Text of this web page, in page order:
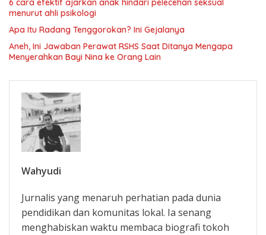
6 cara efektif ajarkan anak hindari pelecehan seksual
menurut ahli psikologi
Apa Itu Radang Tenggorokan? Ini Gejalanya
Aneh, Ini Jawaban Perawat RSHS Saat Ditanya Mengapa
Menyerahkan Bayi Nina ke Orang Lain
Wahyudi
Jurnalis yang menaruh perhatian pada dunia
pendidikan dan komunitas lokal. Ia senang
menghabiskan waktu membaca biografi tokoh